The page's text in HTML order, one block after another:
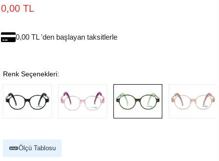
0,00 TL
0,00 TL 'den başlayan taksitlerle
Renk Seçenekleri:
Ölçü Tablosu